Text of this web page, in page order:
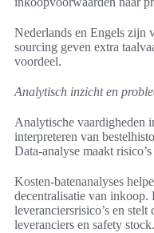
Nederlands en Engels zijn
sourcing geven extra
voordeel.
Analytisch inzicht en
Analytische vaardigheden
interpreteren van
Data-analyse maakt
Kosten-batenanalyses
decentralisatie van inkoop.
leveranciersrisico’s en
leveranciers en safety stock.